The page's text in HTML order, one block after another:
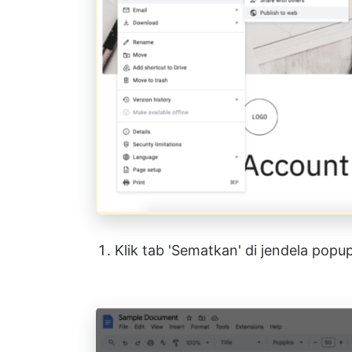
Klik tab 'Sematkan' di jendela